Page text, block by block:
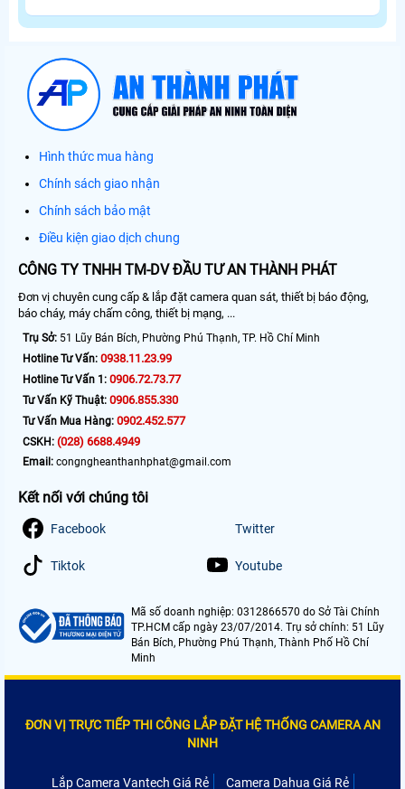
Hình thức mua hàng
Chính sách giao nhận
Chính sách bảo mật
Điều kiện giao dịch chung
CÔNG TY TNHH TM-DV ĐẦU TƯ AN THÀNH PHÁT
Đơn vị chuyên cung cấp & lắp đặt camera quan sát, thiết bị báo động,
báo cháy, máy chấm công, thiết bị mạng, ...
Trụ Sở: 51 Lũy Bán Bích, Phường Phú Thạnh, TP. Hồ Chí Minh
Hotline Tư Vấn: 0938.11.23.99
Hotline Tư Vấn 1: 0906.72.73.77
Tư Vấn Kỹ Thuật: 0906.855.330
Tư Vấn Mua Hàng: 0902.452.577
CSKH: (028) 6688.4949
Email: congngheanthanhphat@gmail.com
Kết nối với chúng tôi
Facebook Twitter
Tiktok Youtube
Mã số doanh nghiệp: 0312866570 do Sở Tài Chính
TP.HCM cấp ngày 23/07/2014. Trụ sở chính: 51 Lũy
Bán Bích, Phường Phú Thạnh, Thành Phố Hồ Chí
Minh
ĐƠN VỊ TRỰC TIẾP THI CÔNG LẮP ĐẶT HỆ THỐNG CAMERA AN
NINH
Lắp Camera Vantech Giá Rẻ Camera Dahua Giá Rẻ